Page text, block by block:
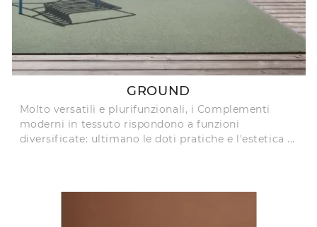
GROUND
Molto versatili e plurifunzionali, i Complementi
moderni in tessuto rispondono a funzioni
diversificate: ultimano le doti pratiche e l'estetica ...